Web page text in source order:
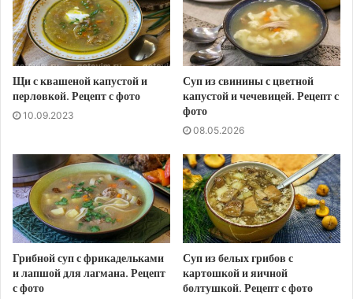
Щи с квашеной капустой и
перловкой. Рецепт с фото
10.09.2023
Суп из свинины с цветной
капустой и чечевицей. Рецепт с
фото
08.05.2026
Грибной суп с фрикадельками
и лапшой для лагмана. Рецепт
с фото
Суп из белых грибов с
картошкой и яичной
болтушкой. Рецепт с фото